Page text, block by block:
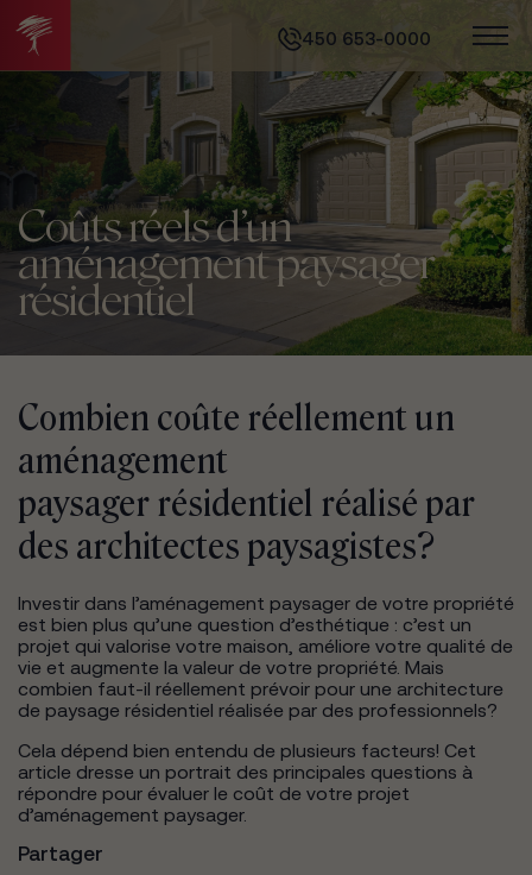
450 653-0000
Coûts réels d’un
aménagement paysager
résidentiel
Combien coûte réellement un
aménagement
paysager résidentiel réalisé par
des architectes paysagistes?
Investir dans l’aménagement paysager de votre propriété
est bien plus qu’une question d’esthétique : c’est un
projet qui valorise votre maison, améliore votre qualité de
vie et augmente la valeur de votre propriété. Mais
combien faut-il réellement prévoir pour une architecture
de paysage résidentiel réalisée par des professionnels?
Cela dépend bien entendu de plusieurs facteurs! Cet
article dresse un portrait des principales questions à
répondre pour évaluer le coût de votre projet
d’aménagement paysager.
Partager